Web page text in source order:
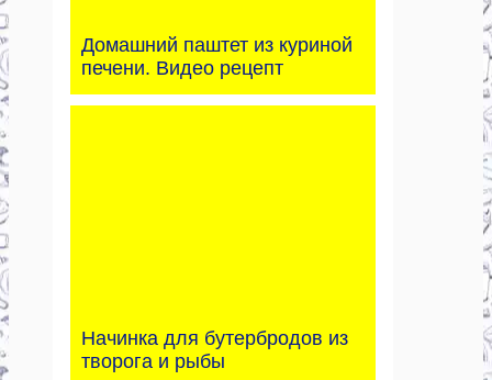
Домашний паштет из куриной
печени. Видео рецепт
Начинка для бутербродов из
творога и рыбы